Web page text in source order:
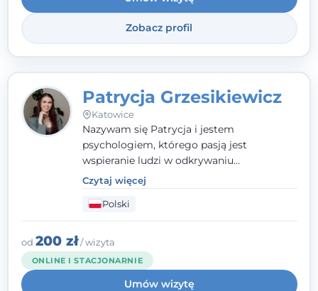
Zobacz profil
Patrycja Grzesikiewicz
Katowice
Nazywam się Patrycja i jestem
psychologiem, którego pasją jest
wspieranie ludzi w odkrywaniu
wewnętrznej siły i radzeniu sobie z
codziennymi trudnościami. Pracuję w
nurcie poznawczo-behawioralnym, oferując
indywidualne podejście pełne empatii,
zaufania i wsparcia. Jeśli masz za sobą
trudny czas, jestem tutaj dla Ciebie.
Czytaj więcej
Polski
od 200 zł/ wizyta
ONLINE I STACJONARNIE
Umów wizytę